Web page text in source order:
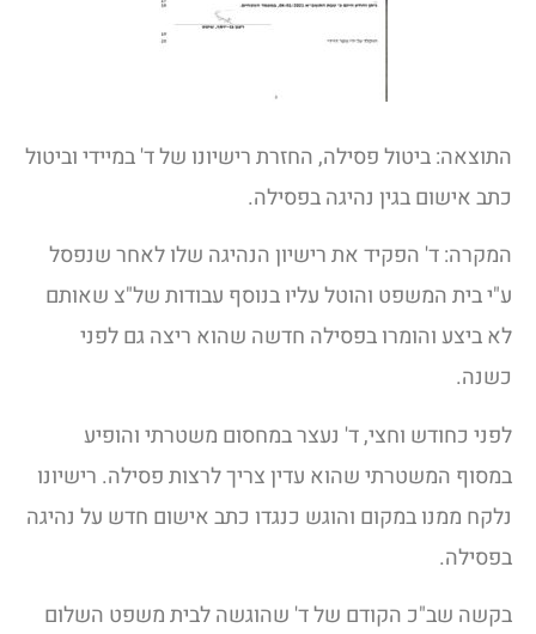
התוצאה: ביטול פסילה, החזרת רישיונו של ד' במיידי וביטול
כתב אישום בגין נהיגה בפסילה.
המקרה: ד' הפקיד את רישיון הנהיגה שלו לאחר שנפסל
ע"י בית המשפט והוטל עליו בנוסף עבודות של"צ שאותם
לא ביצע והומרו בפסילה חדשה שהוא ריצה גם לפני
כשנה.
לפני כחודש וחצי, ד' נעצר במחסום משטרתי והופיע
במסוף המשטרתי שהוא עדין צריך לרצות פסילה. רישיונו
נלקח ממנו במקום והוגש כנגדו כתב אישום חדש על נהיגה
בפסילה.
בקשה שב"כ הקודם של ד' שהוגשה לבית משפט השלום